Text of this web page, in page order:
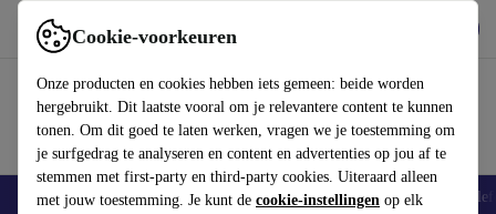
Cookie-voorkeuren
Onze producten en cookies hebben iets gemeen: beide worden
hergebruikt. Dit laatste vooral om je relevantere content te kunnen
tonen. Om dit goed te laten werken, vragen we je toestemming om
je surfgedrag te analyseren en content en advertenties op jou af te
stemmen met first-party en third-party cookies. Uiteraard alleen
met jouw toestemming. Je kunt de cookie-instellingen op elk
Gebruik refurbed snel en eenvoudig
Smartphones Laptops Tablets Smartwatches Accessoires